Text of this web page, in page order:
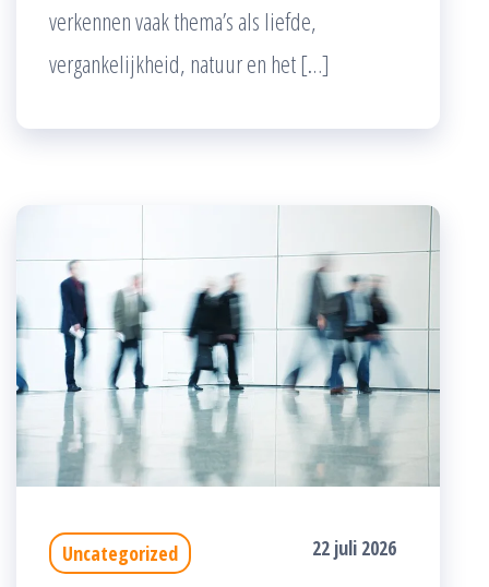
verkennen vaak thema’s als liefde,
vergankelijkheid, natuur en het […]
Uncategorized 22 juli 2026